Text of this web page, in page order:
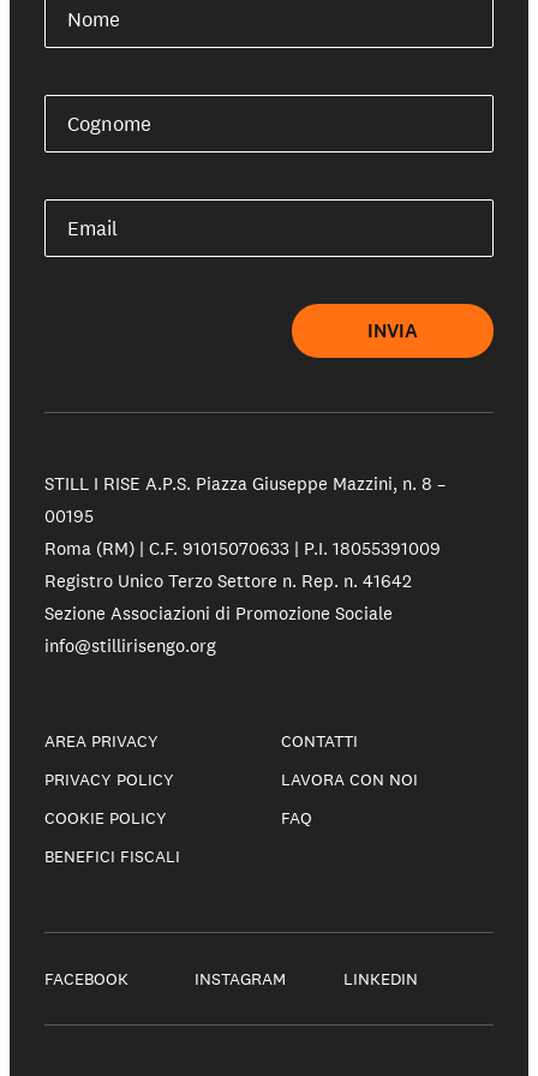
Nome
Cognome
Email
INVIA
STILL I RISE A.P.S. Piazza Giuseppe Mazzini, n. 8 –
00195
Roma (RM) | C.F. 91015070633 | P.I. 18055391009
Registro Unico Terzo Settore n. Rep. n. 41642
Sezione Associazioni di Promozione Sociale
info@stillirisengo.org
AREA PRIVACY
PRIVACY POLICY
COOKIE POLICY
BENEFICI FISCALI
CONTATTI
LAVORA CON NOI
FAQ
FACEBOOK INSTAGRAM LINKEDIN